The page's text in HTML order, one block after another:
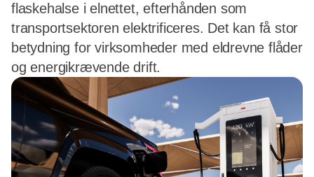
flaskehalse i elnettet, efterhånden som
transportsektoren elektrificeres. Det kan få stor
betydning for virksomheder med eldrevne flåder
og energikrævende drift.